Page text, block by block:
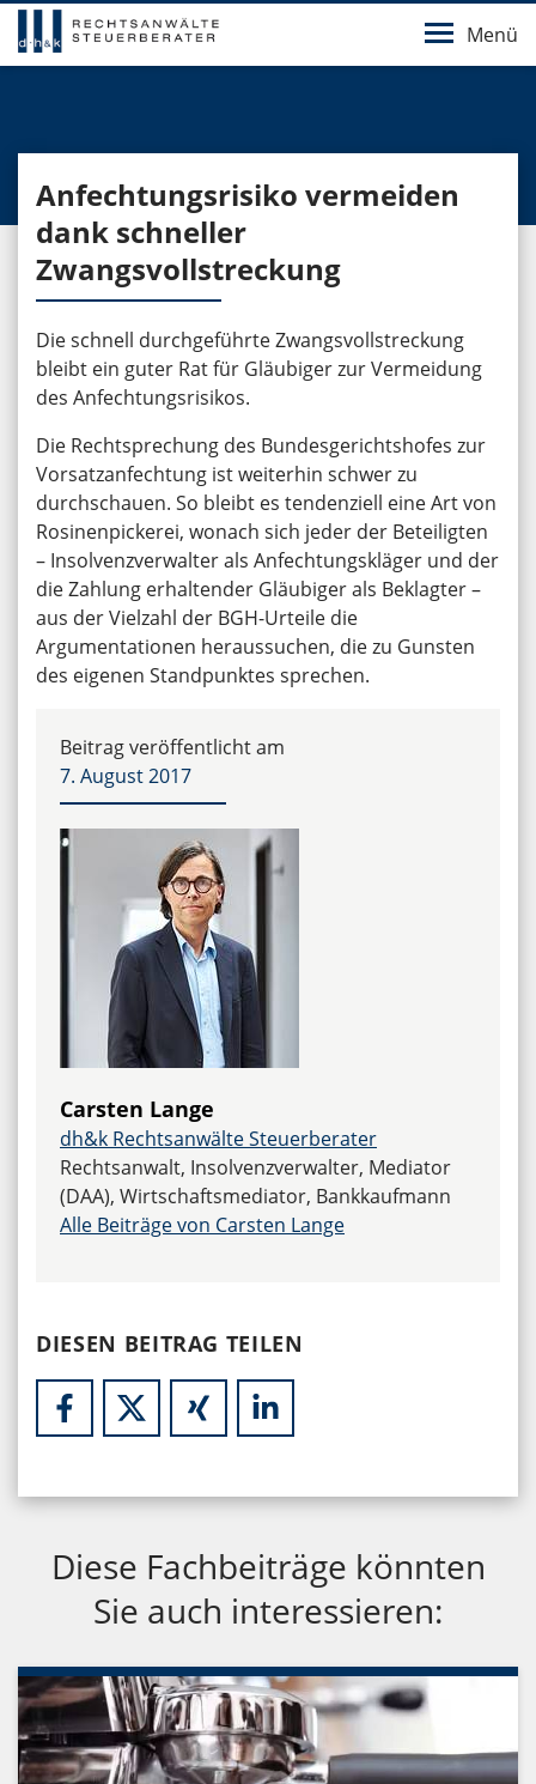
Menü
Anfechtungsrisiko vermeiden
dank schneller
Zwangsvollstreckung
Die schnell durchgeführte Zwangsvollstreckung
bleibt ein guter Rat für Gläubiger zur Vermeidung
des Anfechtungsrisikos.
Die Rechtsprechung des Bundesgerichtshofes zur
Vorsatzanfechtung ist weiterhin schwer zu
durchschauen. So bleibt es tendenziell eine Art von
Rosinenpickerei, wonach sich jeder der Beteiligten
– Insolvenzverwalter als Anfechtungskläger und der
die Zahlung erhaltender Gläubiger als Beklagter –
aus der Vielzahl der BGH-Urteile die
Argumentationen heraussuchen, die zu Gunsten
des eigenen Standpunktes sprechen.
Beitrag veröffentlicht am
7. August 2017
Carsten Lange
dh&k Rechtsanwälte Steuerberater
Rechtsanwalt, Insolvenzverwalter, Mediator
(DAA), Wirtschaftsmediator, Bankkaufmann
Alle Beiträge von Carsten Lange
DIESEN BEITRAG TEILEN
Diese Fachbeiträge könnten
Sie auch interessieren: